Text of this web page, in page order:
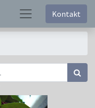
Kontakt